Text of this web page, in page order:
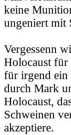
keine
ungeniert mit
Vergessenn
Holocaust für
für irgend ein
durch Mark
Holocaust,
Schweinen
akzeptiere.